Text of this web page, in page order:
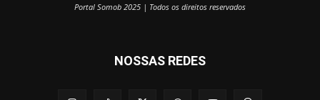
Portal Somob 2025 | Todos os direitos reservados
NOSSAS REDES